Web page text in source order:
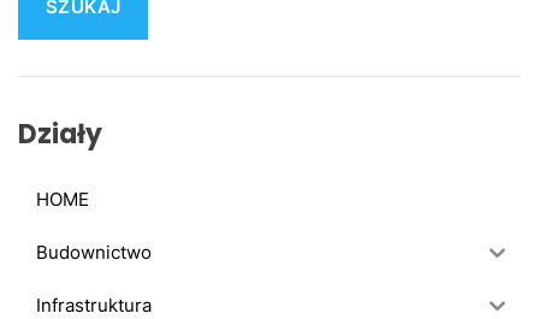
a
j
Działy
HOME
Budownictwo
Infrastruktura